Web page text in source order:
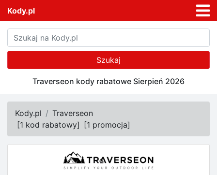
Kody.pl
Szukaj
Traverseon kody rabatowe Sierpień 2026
Kody.pl
Traverseon
[1 kod rabatowy] [1 promocja]